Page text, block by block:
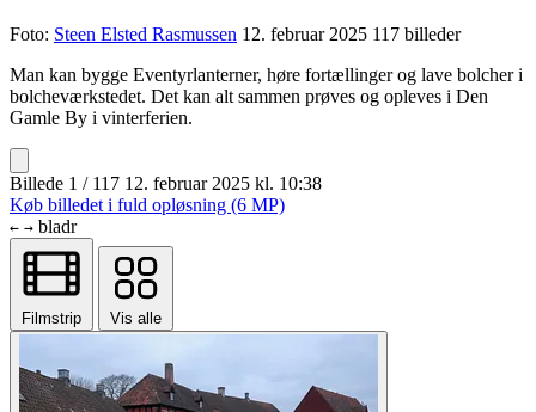
Foto: Steen Elsted Rasmussen 12. februar 2025 117 billeder
Man kan bygge Eventyrlanterner, høre fortællinger og lave bolcher i
bolcheværkstedet. Det kan alt sammen prøves og opleves i Den
Gamle By i vinterferien.
Billede 1 / 117 12. februar 2025 kl. 10:38
Køb billedet i fuld opløsning (6 MP)
← → bladr
Filmstrip Vis alle